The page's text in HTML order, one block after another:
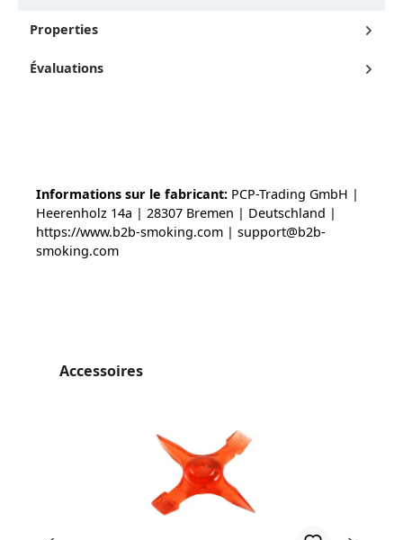
Properties
Évaluations
Informations sur le fabricant: PCP-Trading GmbH |
Heerenholz 14a | 28307 Bremen | Deutschland |
https://www.b2b-smoking.com | support@b2b-
smoking.com
Ignorer la galerie de produits
Accessoires